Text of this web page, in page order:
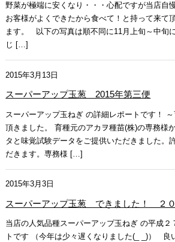
野菜が極端に安くなり・・・心配ですが当店自
お客様がよくできたから食べて！と持って来て
ます。 以下の写真は順不同に11月上旬～中旬
じ […]
2015年3月13日
スーパーアップ玉葱 2015年第三便
スーパーアップ玉ねぎ の詳細レポートです！
頂きました。 育種元のアカヲ種苗(株)の専務様
タと味覚試験データをご提供いただきました。
だきます。専務様 […]
2015年3月3日
スーパーアップ玉葱 できました！ ２
当店の人気品種スーパーアップ玉ねぎ の平成２
トです （今年は少々遅くなりました(_ _)） 良